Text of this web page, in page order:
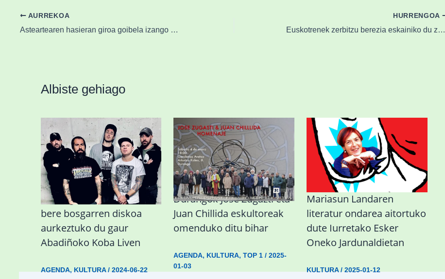
AURREKOA
Asteartearen hasieran giroa goibela izango da baina orduak pasa ahala atertuz joango da
HURRENGOA
Euskotrenek zerbitzu berezia eskainiko du zapatuan 40 Minutu Rock’ ekitaldia dela eta
Albiste gehiago
Durangoko Alerta taldeak
bere bosgarren diskoa
aurkeztuko du gaur
Abadiñoko Koba Liven
AGENDA, KULTURA/ 2024-06-22
Durangok Jose Zugazti eta
Juan Chillida eskultoreak
omenduko ditu bihar
AGENDA, KULTURA,TOP 1 /2025-
01-03
Mariasun Landaren
literatur ondarea aitortuko
dute Iurretako Esker
Oneko Jardunaldietan
KULTURA/2025-01-12